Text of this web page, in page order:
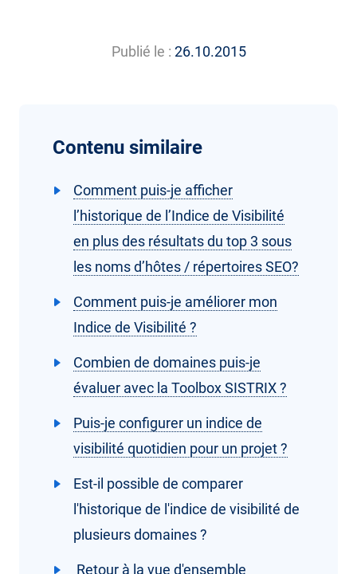
Publié le : 26.10.2015
Contenu similaire
Comment puis-je afficher
l’historique de l’Indice de Visibilité
en plus des résultats du top 3 sous
les noms d’hôtes / répertoires SEO?
Comment puis-je améliorer mon
Indice de Visibilité ?
Combien de domaines puis-je
évaluer avec la Toolbox SISTRIX ?
Puis-je configurer un indice de
visibilité quotidien pour un projet ?
Est-il possible de comparer
l'historique de l'indice de visibilité de
plusieurs domaines ?
Retour à la vue d'ensemble